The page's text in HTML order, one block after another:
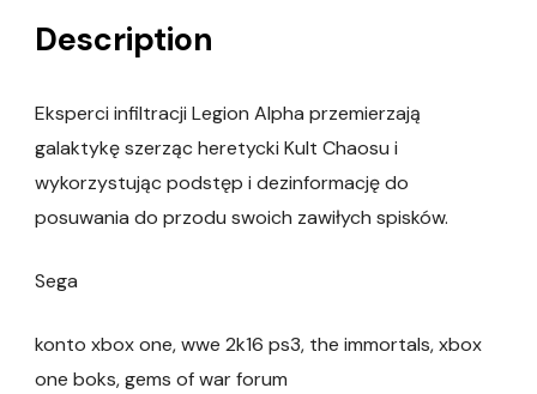
Description
Eksperci infiltracji Legion Alpha przemierzają
galaktykę szerząc heretycki Kult Chaosu i
wykorzystując podstęp i dezinformację do
posuwania do przodu swoich zawiłych spisków.
Sega
konto xbox one, wwe 2k16 ps3, the immortals, xbox
one boks, gems of war forum